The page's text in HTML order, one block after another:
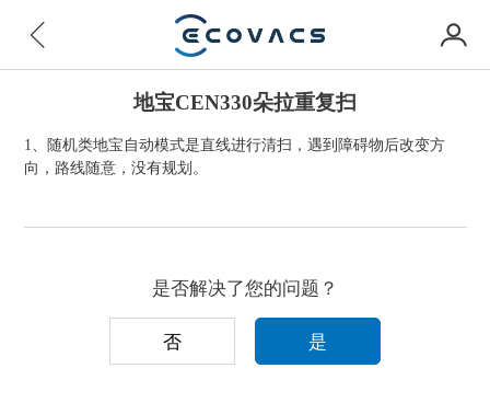
地宝CEN330朵拉重复扫
1、随机类地宝自动模式是直线进行清扫，遇到障碍物后改变方
向，路线随意，没有规划。
是否解决了您的问题？
否 是